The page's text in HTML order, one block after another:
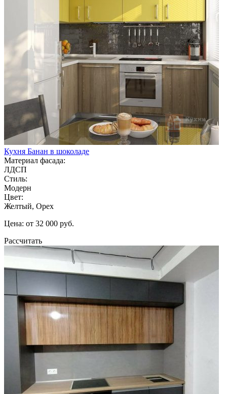
Кухня Банан в шоколаде
Материал фасада:
ЛДСП
Стиль:
Модерн
Цвет:
Желтый, Орех
Цена: от 32 000 руб.
Рассчитать